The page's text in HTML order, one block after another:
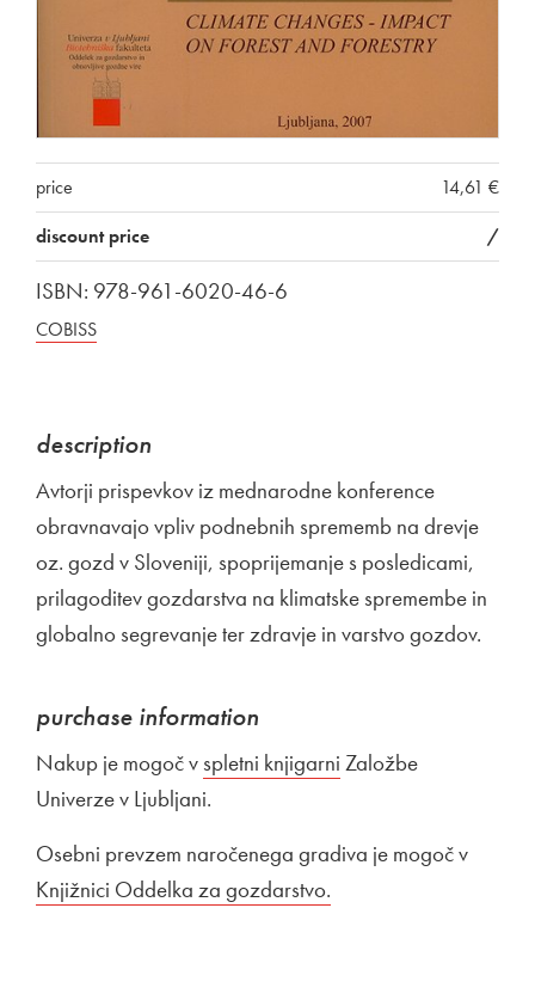
price
14,61 €
discount price
/
ISBN: 978-961-6020-46-6
COBISS
description
Avtorji prispevkov iz mednarodne konference
obravnavajo vpliv podnebnih sprememb na drevje
oz. gozd v Sloveniji, spoprijemanje s posledicami,
prilagoditev gozdarstva na klimatske spremembe in
globalno segrevanje ter zdravje in varstvo gozdov.
purchase information
Nakup je mogoč v External link to
spletni knjigarni Open in new window
Založbe
Univerze v Ljubljani.
Osebni prevzem naročenega gradiva je mogoč v
Knjižnici Oddelka za gozdarstvo.